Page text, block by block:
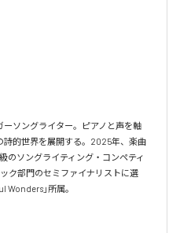
ソングライター。ピアノと声を軸
詩的世界を展開する。2025年、楽曲
のソングライティング・コンペティ
ック部門のセミファイナリストに選
Wonders」所属。